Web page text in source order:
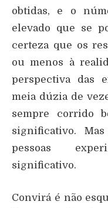
obtidas, e o
elevado que se
certeza que os
ou menos à
perspectiva das
meia dúzia de
sempre corrido
significativo.
pessoas
significativo.
Convirá é não